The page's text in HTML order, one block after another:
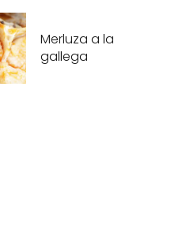
Merluza a la
gallega